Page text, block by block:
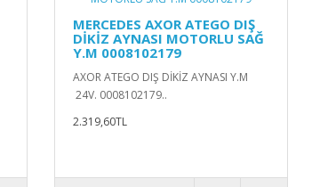
MERCEDES AXOR ATEGO DIŞ
DİKİZ AYNASI MOTORLU SAĞ
Y.M 0008102179
AXOR ATEGO DIŞ DİKİZ AYNASI Y.M
24V. 0008102179..
2.319,60TL